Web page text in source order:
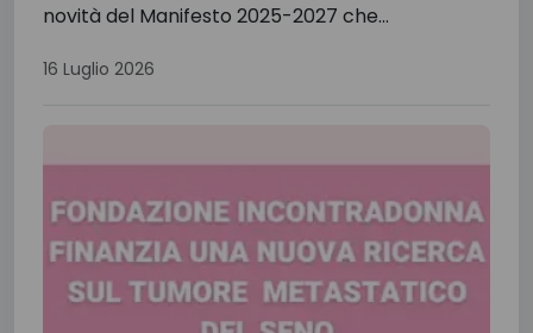
novità del Manifesto 2025-2027 che...
16 Luglio 2026